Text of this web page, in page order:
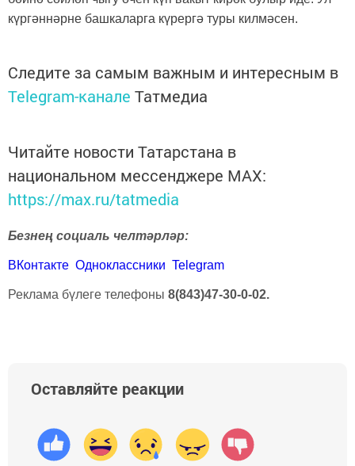
күргәннәрне башкаларга күрергә туры килмәсен.
Следите за самым важным и интересным в
Telegram-канале Татмедиа
Читайте новости Татарстана в
национальном мессенджере MАХ:
https://max.ru/tatmedia
Безнең социаль челтәрләр:
ВКонтакте Одноклассники Telegram
Реклама бүлеге телефоны 8(843)47-30-0-02.
Оставляйте реакции